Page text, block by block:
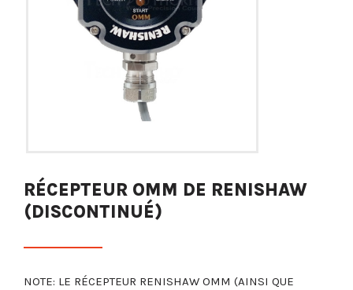
RÉCEPTEUR OMM DE RENISHAW
(DISCONTINUÉ)
NOTE: LE RÉCEPTEUR RENISHAW OMM (AINSI QUE